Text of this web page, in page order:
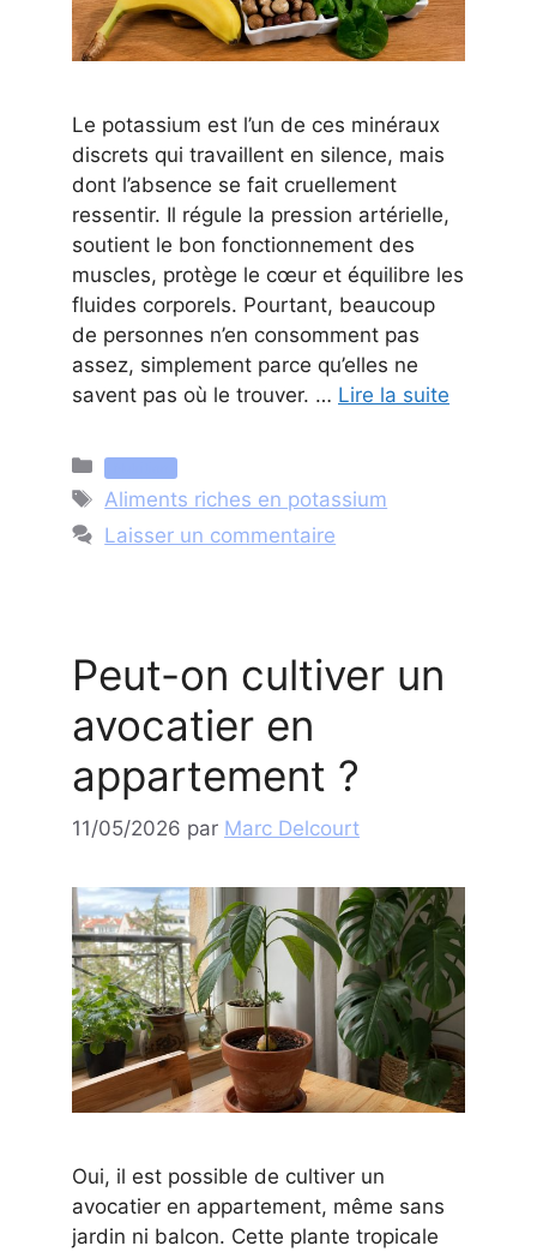
Le potassium est l’un de ces minéraux
discrets qui travaillent en silence, mais
dont l’absence se fait cruellement
ressentir. Il régule la pression artérielle,
soutient le bon fonctionnement des
muscles, protège le cœur et équilibre les
fluides corporels. Pourtant, beaucoup
de personnes n’en consomment pas
assez, simplement parce qu’elles ne
savent pas où le trouver. … Lire la suite
Catégories
Étiquettes
Aliments riches en potassium
Laisser un commentaire
Peut-on cultiver un
avocatier en
appartement ?
11/05/2026 par Marc Delcourt
Oui, il est possible de cultiver un
avocatier en appartement, même sans
jardin ni balcon. Cette plante tropicale